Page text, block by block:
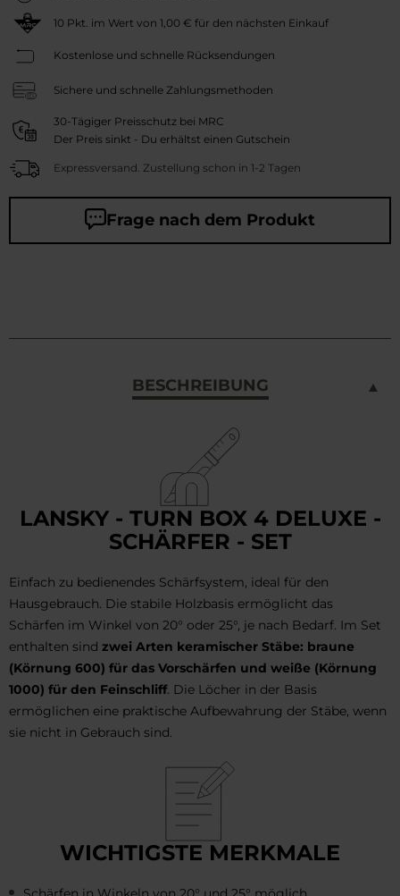
10 Pkt. im Wert von 1,00 € für den nächsten Einkauf
Kostenlose und schnelle Rücksendungen
Sichere und schnelle Zahlungsmethoden
30-Tägiger Preisschutz bei MRC
Der Preis sinkt - Du erhältst einen Gutschein
Expressversand. Zustellung schon in 1-2 Tagen
Frage nach dem Produkt
BESCHREIBUNG
LANSKY - TURN BOX 4 DELUXE -
SCHÄRFER - SET
Einfach zu bedienendes Schärfsystem, ideal für den
Hausgebrauch. Die stabile Holzbasis ermöglicht das
Schärfen im Winkel von 20° oder 25°, je nach Bedarf. Im Set
enthalten sind zwei Arten keramischer Stäbe: braune
(Körnung 600) für das Vorschärfen und weiße (Körnung
1000) für den Feinschliff. Die Löcher in der Basis
ermöglichen eine praktische Aufbewahrung der Stäbe, wenn
sie nicht in Gebrauch sind.
WICHTIGSTE MERKMALE